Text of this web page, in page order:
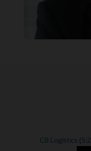
CB Logistics